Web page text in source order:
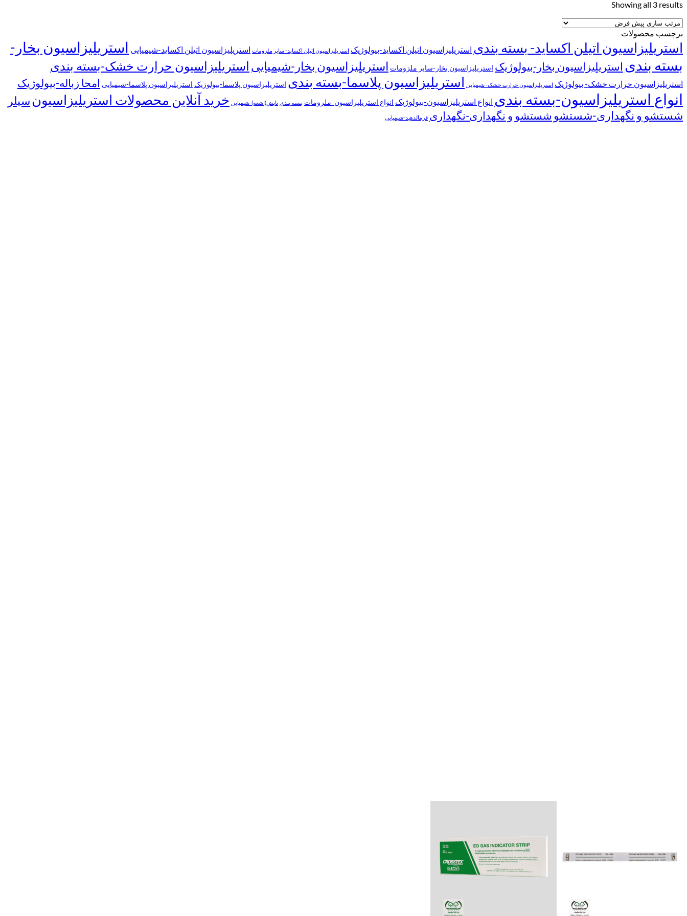
Showing all 3 results
برچسب محصولات
استریلیزاسیون اتیلن اکساید- بسته بندی استریلیزاسیون اتیلن اکساید-بیولوژیک استریلیزاسیون اتیلن اکساید- سایر ملزومات استریلیزاسیون اتیلن اکساید-شیمیایی استریلیزاسیون بخار-
بسته بندی استریلیزاسیون بخار-بیولوژیک استریلیزاسیون بخار-سایر ملزومات استریلیزاسیون بخار-شیمیایی استریلیزاسیون حرارت خشک-بسته بندی
استریلیزاسیون حرارت خشک- بیولوژیک استریلیزاسیون حرارت خشک- شیمیایی استریلیزاسیون پلاسما-بسته بندی استریلیزاسیون پلاسما-بیولوژیک استریلیزاسیون پلاسما-شیمیایی امحا زباله-بیولوژیک
انواع استریلیزاسیون-بسته بندی انواع استریلیزاسیون-بیولوژیک انواع استریلیزاسیون_ملزومات بسته بندی تابش(اشعه)-شیمیایی خرید آنلاین محصولات استریلیزاسیونسیلر
شستشو و نگهداری-شستشو شستشو و نگهداری-نگهداری فرمالدهید-شیمیایی